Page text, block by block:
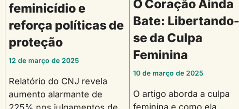
feminicídio e
reforça políticas de
proteção
12 de março de 2025
Relatório do CNJ revela
aumento alarmante de
O Coração Ainda
Bate: Libertando-
se da Culpa
Feminina
10 de março de 2025
O artigo aborda a culpa
feminina e como ela